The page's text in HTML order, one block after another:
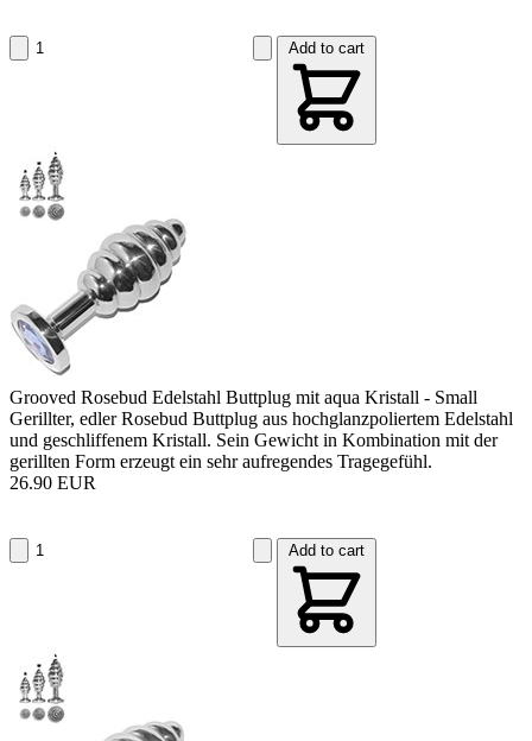
Add to cart
Grooved Rosebud Edelstahl Buttplug mit aqua Kristall - Small
Gerillter, edler Rosebud Buttplug aus hochglanzpoliertem Edelstahl
und geschliffenem Kristall. Sein Gewicht in Kombination mit der
gerillten Form erzeugt ein sehr aufregendes Tragegefühl.
26.90 EUR
Add to cart